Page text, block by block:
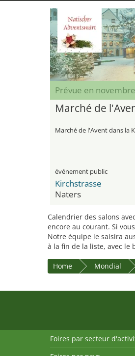
Prévue en
Marché de
Marché de l'Avent dans la
événement public
Kirchstrasse
Naters
Calendrier des salons
encore au courant. Si
Notre équipe le saisira
à la fin de la liste, avec le
Home Mondial
Foires par secteur